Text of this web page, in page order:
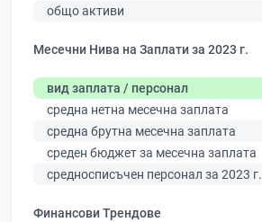
общо активи
Месечни Нива на Заплати за 2023 г.
вид заплата / персонал
средна нетна месечна заплата
средна брутна месечна заплата
среден бюджет за месечна заплата
средносписъчен персонал за 2023 г.
Финансови Трендове